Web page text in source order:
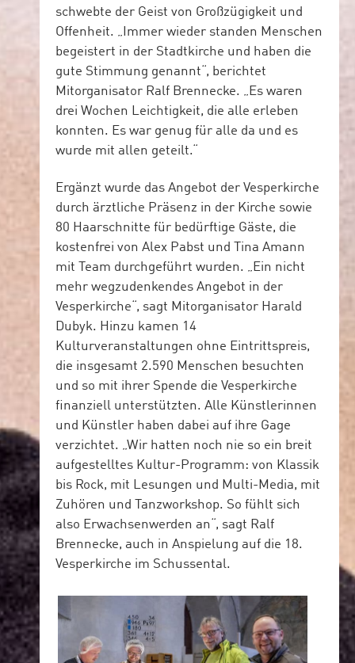
schwebte der Geist von Großzügigkeit und
Offenheit. „Immer wieder standen Menschen
begeistert in der Stadtkirche und haben die
gute Stimmung genannt“, berichtet
Mitorganisator Ralf Brennecke. „Es waren
drei Wochen Leichtigkeit, die alle erleben
konnten. Es war genug für alle da und es
wurde mit allen geteilt.“
Ergänzt wurde das Angebot der Vesperkirche
durch ärztliche Präsenz in der Kirche sowie
80 Haarschnitte für bedürftige Gäste, die
kostenfrei von Alex Pabst und Tina Amann
mit Team durchgeführt wurden. „Ein nicht
mehr wegzudenkendes Angebot in der
Vesperkirche“, sagt Mitorganisator Harald
Dubyk. Hinzu kamen 14
Kulturveranstaltungen ohne Eintrittspreis,
die insgesamt 2.590 Menschen besuchten
und so mit ihrer Spende die Vesperkirche
finanziell unterstützten. Alle Künstlerinnen
und Künstler haben dabei auf ihre Gage
verzichtet. „Wir hatten noch nie so ein breit
aufgestelltes Kultur-Programm: von Klassik
bis Rock, mit Lesungen und Multi-Media, mit
Zuhören und Tanzworkshop. So fühlt sich
also Erwachsenwerden an“, sagt Ralf
Brennecke, auch in Anspielung auf die 18.
Vesperkirche im Schussental.